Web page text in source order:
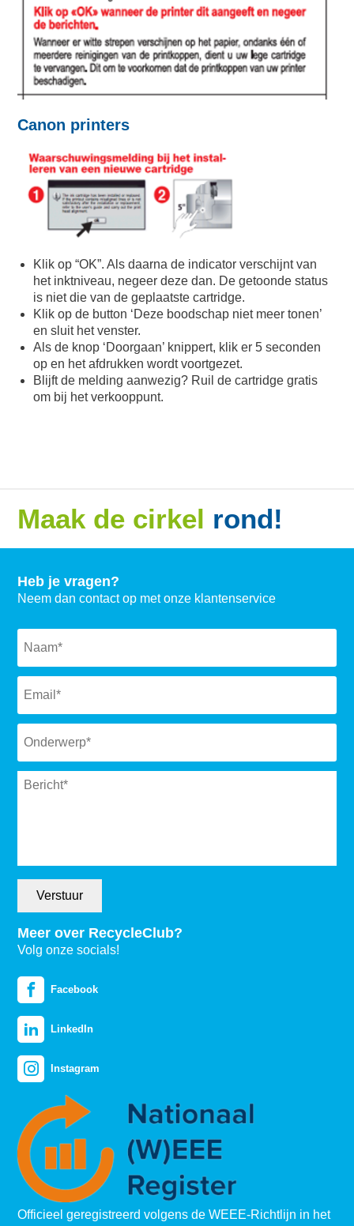
Canon printers
Klik op “OK”. Als daarna de indicator verschijnt van
het inktniveau, negeer deze dan. De getoonde status
is niet die van de geplaatste cartridge.
Klik op de button ‘Deze boodschap niet meer tonen’
en sluit het venster.
Als de knop ‘Doorgaan’ knippert, klik er 5 seconden
op en het afdrukken wordt voortgezet.
Blijft de melding aanwezig? Ruil de cartridge gratis
om bij het verkooppunt.
Maak de cirkel rond!
Heb je vragen?
Neem dan contact op met onze klantenservice
Naam *
Email *
Subject *
Message *
Verstuur
Meer over RecycleClub?
Volg onze socials!
Facebook
LinkedIn
Instagram
Officieel geregistreerd volgens de WEEE-Richtlijn in het